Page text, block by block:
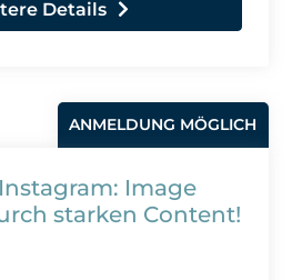
Details
ANMELDUNG MÖGLICH
Image
starken Content!